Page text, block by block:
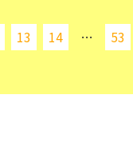
13 14 … 53